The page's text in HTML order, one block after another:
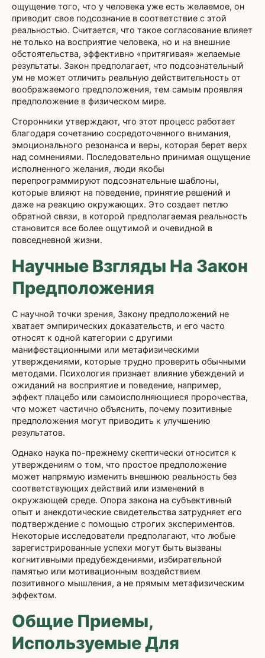
ощущение того, что у человека уже есть желаемое, он
приводит свое подсознание в соответствие с этой
реальностью. Считается, что такое согласование влияет
не только на восприятие человека, но и на внешние
обстоятельства, эффективно «притягивая» желаемые
результаты. Закон предполагает, что подсознательный
ум не может отличить реальную действительность от
воображаемого предположения, тем самым проявляя
предположение в физическом мире.
Сторонники утверждают, что этот процесс работает
благодаря сочетанию сосредоточенного внимания,
эмоционального резонанса и веры, которая берет верх
над сомнениями. Последовательно принимая ощущение
исполненного желания, люди якобы
перепрограммируют подсознательные шаблоны,
которые влияют на поведение, принятие решений и
даже на реакцию окружающих. Это создает петлю
обратной связи, в которой предполагаемая реальность
становится все более ощутимой и очевидной в
повседневной жизни.
Научные Взгляды На Закон
Предположения
С научной точки зрения, Закону предположений не
хватает эмпирических доказательств, и его часто
относят к одной категории с другими
манифестационными или метафизическими
утверждениями, которые трудно проверить обычными
методами. Психология признает влияние убеждений и
ожиданий на восприятие и поведение, например,
эффект плацебо или самоисполняющиеся пророчества,
что может частично объяснить, почему позитивные
предположения могут приводить к улучшению
результатов.
Однако наука по-прежнему скептически относится к
утверждениям о том, что простое предположение
может напрямую изменить внешнюю реальность без
соответствующих действий или изменений в
окружающей среде. Опора закона на субъективный
опыт и анекдотические свидетельства затрудняет его
подтверждение с помощью строгих экспериментов.
Некоторые исследователи предполагают, что любые
зарегистрированные успехи могут быть вызваны
когнитивными предубеждениями, избирательной
памятью или мотивационным воздействием
позитивного мышления, а не прямым метафизическим
эффектом.
Общие Приемы,
Используемые Для